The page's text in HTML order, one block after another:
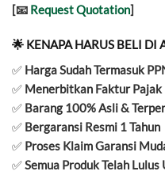
[📧 Request Quotation]
🌟 KENAPA HARUS BELI DI
✅ Harga Sudah Termasuk
✅ Menerbitkan Faktur Pajak
✅ Barang 100% Asli &
✅ Bergaransi Resmi 1 Tahun
✅ Proses Klaim Garansi
✅Semua Produk Telah Lulus